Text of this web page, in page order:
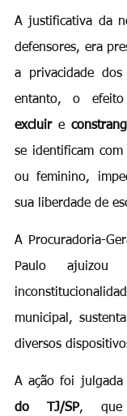
A justificativa da
defensores, era
a privacidade
excluir e
se identificam
ou feminino,
sua liberdade de
A Procuradoria-
Paulo
municipal,
diversos
A ação foi julgada
do TJ/SP